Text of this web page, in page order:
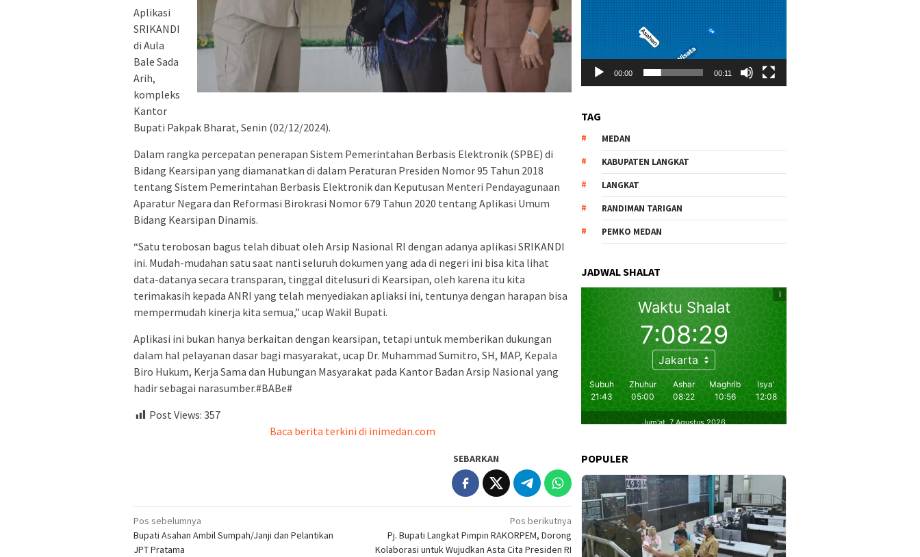
Aplikasi
SRIKANDI
di Aula
Bale Sada
Arih,
kompleks
Kantor
Bupati Pakpak Bharat, Senin (02/12/2024).
Dalam rangka percepatan penerapan Sistem Pemerintahan Berbasis Elektronik (SPBE) di
Bidang Kearsipan yang diamanatkan di dalam Peraturan Presiden Nomor 95 Tahun 2018
tentang Sistem Pemerintahan Berbasis Elektronik dan Keputusan Menteri Pendayagunaan
Aparatur Negara dan Reformasi Birokrasi Nomor 679 Tahun 2020 tentang Aplikasi Umum
Bidang Kearsipan Dinamis.
“Satu terobosan bagus telah dibuat oleh Arsip Nasional RI dengan adanya aplikasi SRIKANDI
ini. Mudah-mudahan satu saat nanti seluruh dokumen yang ada di negeri ini bisa kita lihat
data-datanya secara transparan, tinggal ditelusuri di Kearsipan, oleh karena itu kita
terimakasih kepada ANRI yang telah menyediakan apliaksi ini, tentunya dengan harapan bisa
mempermudah kinerja kita semua,” ucap Wakil Bupati.
Aplikasi ini bukan hanya berkaitan dengan kearsipan, tetapi untuk memberikan dukungan
dalam hal pelayanan dasar bagi masyarakat, ucap Dr. Muhammad Sumitro, SH, MAP, Kepala
Biro Hukum, Kerja Sama dan Hubungan Masyarakat pada Kantor Badan Arsip Nasional yang
hadir sebagai narasumber.#BABe#
Post Views: 357
Baca berita terkini di inimedan.com
SEBARKAN
Navigasi
pos
Pos sebelumnya
Bupati Asahan Ambil Sumpah/Janji dan Pelantikan
JPT Pratama
Pos berikutnya
Pj. Bupati Langkat Pimpin RAKORPEM, Dorong
Kolaborasi untuk Wujudkan Asta Cita Presiden RI
00:00 00:11
TAG
MEDAN
KABUPATEN LANGKAT
LANGKAT
RANDIMAN TARIGAN
PEMKO MEDAN
JADWAL SHALAT
POPULER